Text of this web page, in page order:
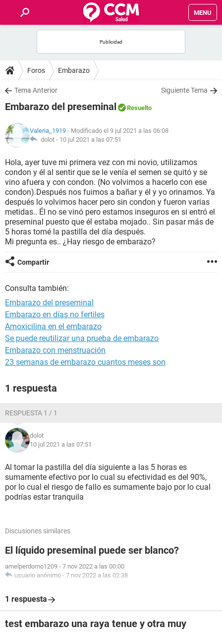
MENU
FOROS
SALUD
NUTRICIÓN
BIENESTAR
SEXUALIDAD
GLOSARIO
Foros Embarazo
Tema Anterior Siguiente Tema
Embarazo del preseminal Resuelto
Valeria_1919 - Modificado el 9 jul 2021 a las 06:08
dolot - 10 jul 2021 a las 07:51
Hola, ayer tuve mi primera vez con mi novio, utilizamos
condon y él al sentir que se le venía el semen se quitó y se
vino afuera y con condon. (No volvimos a hacerlo con ese
condon).Después nos fuimos a bañar y él y yo orinamos. Ya
después lo volvimos hacer pero sin condon y fueron varias
metidas.. Él no se vinó pero estamos inseguros en si entró el
preseminal puesto que él estaba mojado.. Sin pasar más de
5 horas tomé la pastilla del día después.
Mi pregunta es.. ¿Hay riesgo de embarazo?
Compartir
Consulta también:
Embarazo del preseminal
Embarazo en días no fertiles
Amoxicilina en el embarazo
Se puede reutilizar una prueba de embarazo
Embarazo con menstruación
23 semanas de embarazo cuantos meses son
1 respuesta
RESPUESTA 1 / 1
dolot
10 jul 2021 a las 07:51
Al tomar la pastilla del día siguiente a las 5 horas es
sumamente efectivo por lo cual su efectividad es del 90%,
por lo cual el riesgo de fallo es sumamente bajo por lo cual
podrías estar tranquila
Discusiones similares
El líquido preseminal puede ser blanco?
amelperdomo1209 - 7 nov 2022 a las 00:00
usuario anónimo - 7 nov 2022 a las 02:38
1 respuesta
test embarazo una raya tenue y otra muy